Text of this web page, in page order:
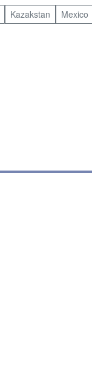
Kazakstan Mexico